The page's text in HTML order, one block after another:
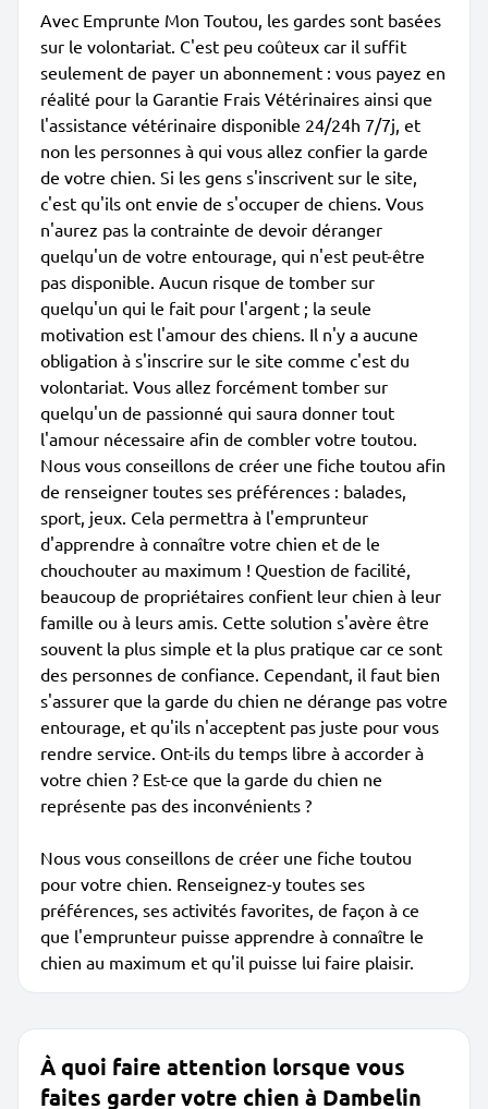
Avec Emprunte Mon Toutou, les gardes sont basées
sur le volontariat. C'est peu coûteux car il suffit
seulement de payer un abonnement : vous payez en
réalité pour la Garantie Frais Vétérinaires ainsi que
l'assistance vétérinaire disponible 24/24h 7/7j, et
non les personnes à qui vous allez confier la garde
de votre chien. Si les gens s'inscrivent sur le site,
c'est qu'ils ont envie de s'occuper de chiens. Vous
n'aurez pas la contrainte de devoir déranger
quelqu'un de votre entourage, qui n'est peut-être
pas disponible. Aucun risque de tomber sur
quelqu'un qui le fait pour l'argent ; la seule
motivation est l'amour des chiens. Il n'y a aucune
obligation à s'inscrire sur le site comme c'est du
volontariat. Vous allez forcément tomber sur
quelqu'un de passionné qui saura donner tout
l'amour nécessaire afin de combler votre toutou.
Nous vous conseillons de créer une fiche toutou afin
de renseigner toutes ses préférences : balades,
sport, jeux. Cela permettra à l'emprunteur
d'apprendre à connaître votre chien et de le
chouchouter au maximum ! Question de facilité,
beaucoup de propriétaires confient leur chien à leur
famille ou à leurs amis. Cette solution s'avère être
souvent la plus simple et la plus pratique car ce sont
des personnes de confiance. Cependant, il faut bien
s'assurer que la garde du chien ne dérange pas votre
entourage, et qu'ils n'acceptent pas juste pour vous
rendre service. Ont-ils du temps libre à accorder à
votre chien ? Est-ce que la garde du chien ne
représente pas des inconvénients ?
Nous vous conseillons de créer une fiche toutou
pour votre chien. Renseignez-y toutes ses
préférences, ses activités favorites, de façon à ce
que l'emprunteur puisse apprendre à connaître le
chien au maximum et qu'il puisse lui faire plaisir.
À quoi faire attention lorsque vous
faites garder votre chien à Dambelin